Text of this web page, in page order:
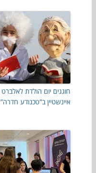
חוגגים יום הולדת לאלברט
איינשטיין ב”טכנודע חדרה”